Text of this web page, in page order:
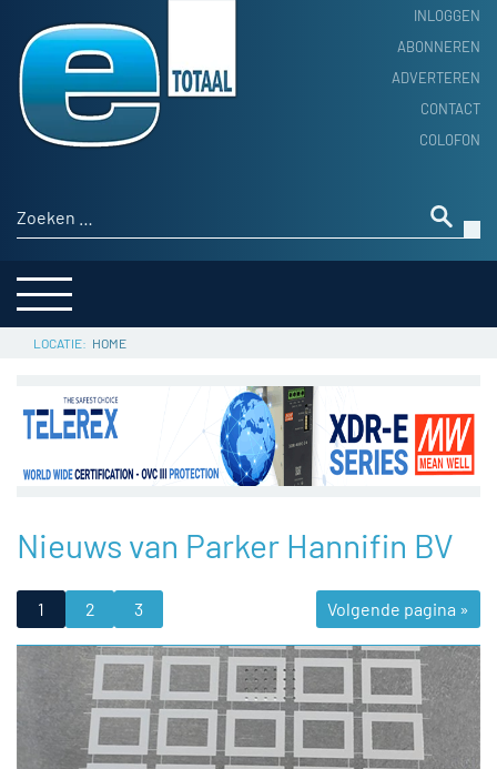
INLOGGEN
ABONNEREN
ADVERTEREN
CONTACT
COLOFON
Zoeken naar:
HOME
PRODUCTNIEUWS
ACHTERGROND
THEMA’S
SERVICE
HOME
Nieuws van Parker Hannifin BV
1 2 3 Volgende pagina »